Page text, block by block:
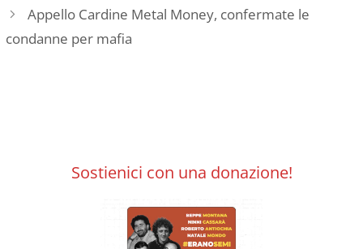
Appello Cardine Metal Money, confermate le
condanne per mafia
Sostienici con una donazione!